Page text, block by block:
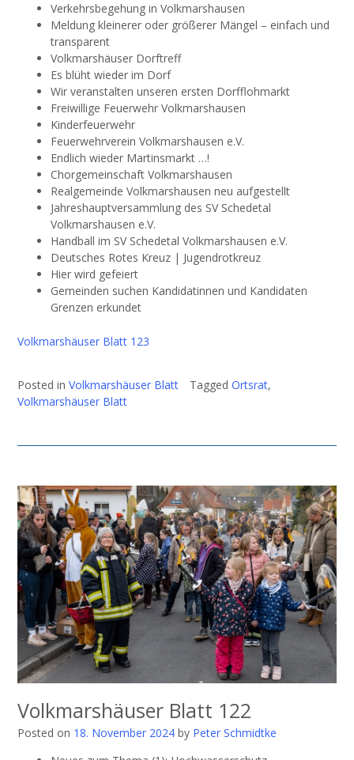
Verkehrsbegehung in Volkmarshausen
Meldung kleinerer oder größerer Mängel – einfach und
transparent
Volkmarshäuser Dorftreff
Es blüht wieder im Dorf
Wir veranstalten unseren ersten Dorfflohmarkt
Freiwillige Feuerwehr Volkmarshausen
Kinderfeuerwehr
Feuerwehrverein Volkmarshausen e.V.
Endlich wieder Martinsmarkt …!
Chorgemeinschaft Volkmarshausen
Realgemeinde Volkmarshausen neu aufgestellt
Jahreshauptversammlung des SV Schedetal
Volkmarshausen e.V.
Handball im SV Schedetal Volkmarshausen e.V.
Deutsches Rotes Kreuz | Jugendrotkreuz
Hier wird gefeiert
Gemeinden suchen Kandidatinnen und Kandidaten
Grenzen erkundet
Volkmarshäuser Blatt 123
Posted in Volkmarshäuser Blatt Tagged Ortsrat,
Volkmarshäuser Blatt
Volkmarshäuser Blatt 122
Posted on 18. November 2024 by Peter Schmidtke